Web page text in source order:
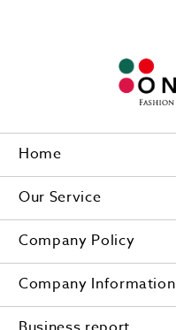
Home
Our Service
Company Policy
Company Information